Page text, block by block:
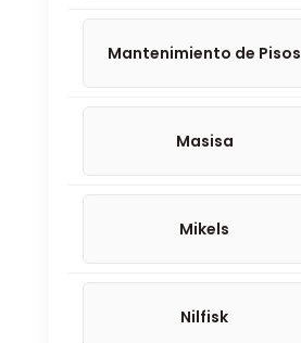
Mantenimiento de Pisos
Masisa
Mikels
Nilfisk